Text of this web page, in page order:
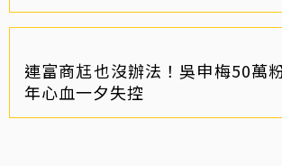
連富商尪也沒辦法！吳申梅50萬
年心血一夕失控